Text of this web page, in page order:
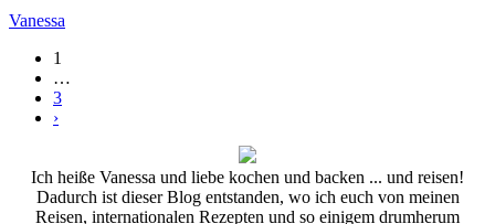
Vanessa
1
…
3
›
Ich heiße Vanessa und liebe kochen und backen ... und reisen!
Dadurch ist dieser Blog entstanden, wo ich euch von meinen
Reisen, internationalen Rezepten und so einigem drumherum